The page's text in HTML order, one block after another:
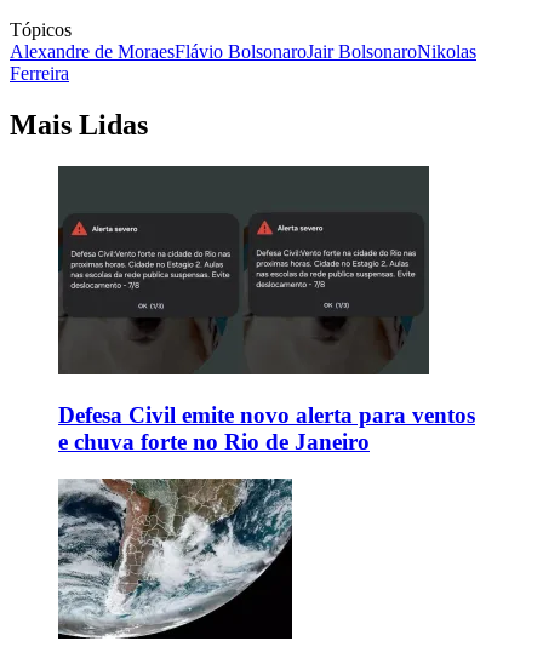
Tópicos
Alexandre de MoraesFlávio BolsonaroJair BolsonaroNikolas
Ferreira
Mais Lidas
Defesa Civil emite novo alerta para ventos
e chuva forte no Rio de Janeiro